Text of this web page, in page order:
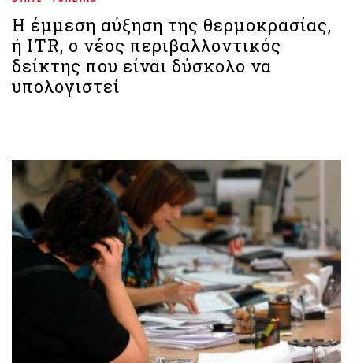
Η έμμεση αύξηση της θερμοκρασίας,
ή ITR, ο νέος περιβαλλοντικός
δείκτης που είναι δύσκολο να
υπολογιστεί